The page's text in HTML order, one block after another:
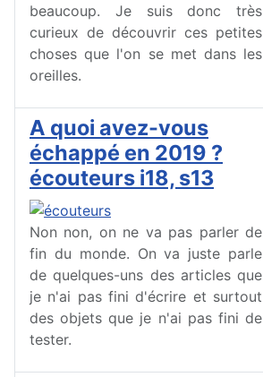
beaucoup. Je suis donc très
curieux de découvrir ces petites
choses que l'on se met dans les
oreilles.
A quoi avez-vous
échappé en 2019 ?
écouteurs i18, s13
Non non, on ne va pas parler de
fin du monde. On va juste parle
de quelques-uns des articles que
je n'ai pas fini d'écrire et surtout
des objets que je n'ai pas fini de
tester.